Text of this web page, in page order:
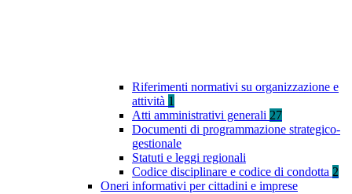
Riferimenti normativi su organizzazione e
attività 1
Atti amministrativi generali 27
Documenti di programmazione strategico-
gestionale
Statuti e leggi regionali
Codice disciplinare e codice di condotta 2
Oneri informativi per cittadini e imprese